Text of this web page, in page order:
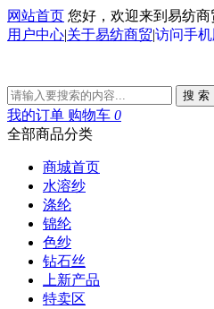
网站首页 您好，欢迎来到易纺
用户中心|关于易纺商贸|访问手机
搜 索
我的订单 购物车 0
全部商品分类
商城首页
水溶纱
涤纶
锦纶
色纱
钻石丝
上新产品
特卖区